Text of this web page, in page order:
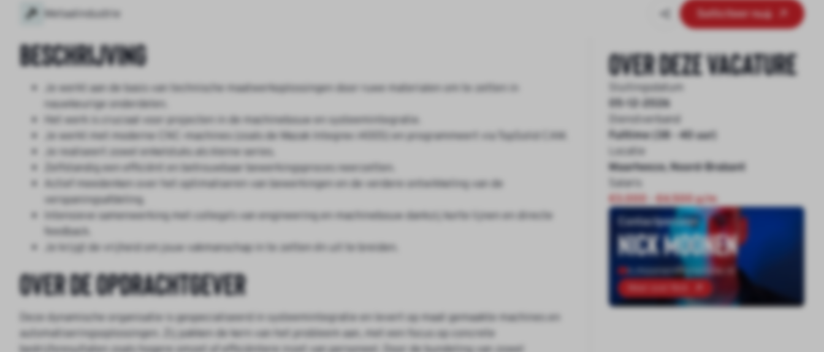
Metaalindustrie Solliciteer nu
Beschrijving
Je werkt aan de basis van technische maatwerkoplossingen door ruwe materialen om te zetten in
nauwkeurige onderdelen.
Het werk is cruciaal voor projecten in de machinebouw en systeemintegratie.
Je werkt met moderne CNC-machines (zoals de Mazak Integrex i400S) en programmeert via TopSolid CAM.
Je realiseert zowel enkelstuks als kleine series.
Zelfstandig een efficiënt en betrouwbaar bewerkingsproces neerzetten.
Actief meedenken over het optimaliseren van bewerkingen en de verdere ontwikkeling van de
verspaningsafdeling.
Intensieve samenwerking met collega's van engineering en machinebouw dankzij korte lijnen en directe
feedback.
Je krijgt de vrijheid om jouw vakmanschap in te zetten én uit te breiden.
Over de opdrachtgever
Deze dynamische organisatie is gespecialiseerd in systeemintegratie en levert op maat gemaakte machines en
automatiseringsoplossingen. Zij pakken de kern van het probleem aan, met een focus op concrete
Over deze vacature
Sluitingsdatum
05-12-2026
Dienstverband
Fulltime (38 - 40 uur)
Locatie
Maarheeze, Noord-Brabant
Salaris
€3.000 - €4.500 p/m
Contactpersoon
Nick Moonen
n.moonen@onenine.nl
Meer over Nick